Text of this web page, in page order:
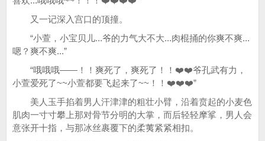
又一记深入宫口的顶撞。
“小萱，小宝贝儿...爷的力气大不大...肉棍捅的你爽不爽...
嗯？爽不爽...”
“哦哦哦——！！爽死了，爽死了！！❤️❤️爷孔武有力，
小萱爱死了~~小萱都要飞起来了~~！！❤️❤️❤️”
美人玉手掐着男人汗津津的粗壮小臂，沿着贲起的小麦色
肌肉一寸寸攀上那对骨节分明的大掌，而后轻轻摩挲，男人会
意张开十指，与那冰丝裹覆下的柔荑紧紧相扣。